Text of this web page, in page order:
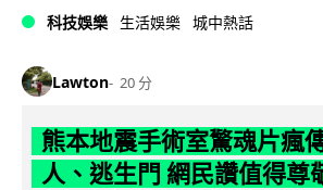
科技娛樂 生活娛樂 城中熱話
Lawton 20 分
熊本地震手術室驚魂片瘋
人、逃生門 網民讚值得尊